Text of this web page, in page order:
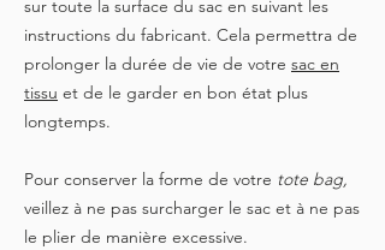
sur toute la surface du sac en suivant les
instructions du fabricant. Cela permettra de
prolonger la durée de vie de votre sac en
tissu et de le garder en bon état plus
longtemps.
Pour conserver la forme de votre tote bag,
veillez à ne pas surcharger le sac et à ne pas
le plier de manière excessive.